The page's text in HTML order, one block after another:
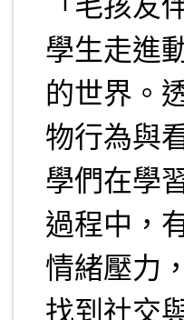
學生走進
的世界。
物行為與
學們在學
過程中，
情緒壓力
找到社交